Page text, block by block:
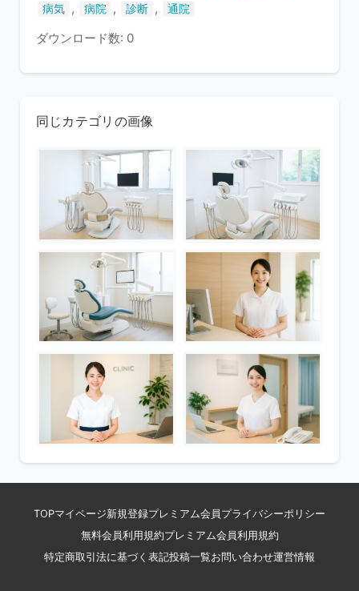
病気 , 病院 , 診断 , 通院
ダウンロード数: 0
同じカテゴリの画像
TOPマイページ新規登録プレミアム会員 プライバシーポリシー
無料会員利用規約プレミアム会員利用規約
特定商取引法に基づく表記投稿一覧お問い合わせ運営情報